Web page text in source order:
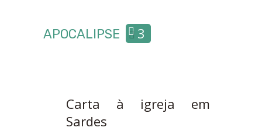
APOCALIPSE 3
Carta à igreja em
Sardes